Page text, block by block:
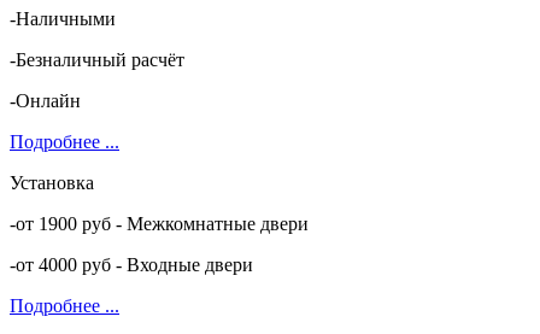
-Наличными
-Безналичный расчёт
-Онлайн
Подробнее ...
Установка
-от 1900 руб - Межкомнатные двери
-от 4000 руб - Входные двери
Подробнее ...